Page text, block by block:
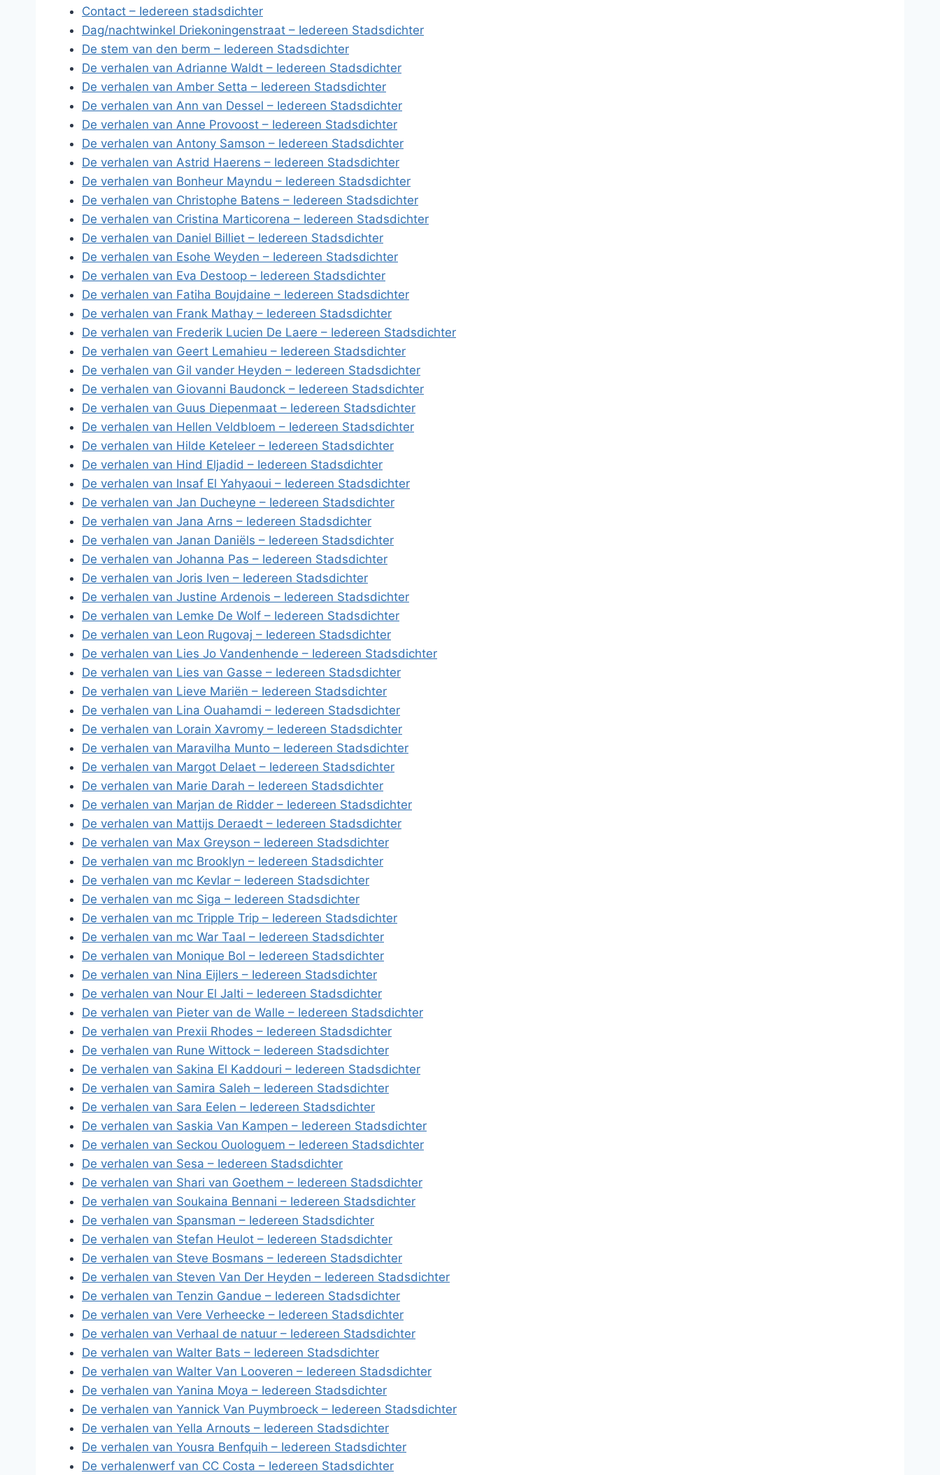
Contact – Iedereen stadsdichter
Dag/nachtwinkel Driekoningenstraat – Iedereen Stadsdichter
De stem van den berm – Iedereen Stadsdichter
De verhalen van Adrianne Waldt – Iedereen Stadsdichter
De verhalen van Amber Setta – Iedereen Stadsdichter
De verhalen van Ann van Dessel – Iedereen Stadsdichter
De verhalen van Anne Provoost – Iedereen Stadsdichter
De verhalen van Antony Samson – Iedereen Stadsdichter
De verhalen van Astrid Haerens – Iedereen Stadsdichter
De verhalen van Bonheur Mayndu – Iedereen Stadsdichter
De verhalen van Christophe Batens – Iedereen Stadsdichter
De verhalen van Cristina Marticorena – Iedereen Stadsdichter
De verhalen van Daniel Billiet – Iedereen Stadsdichter
De verhalen van Esohe Weyden – Iedereen Stadsdichter
De verhalen van Eva Destoop – Iedereen Stadsdichter
De verhalen van Fatiha Boujdaine – Iedereen Stadsdichter
De verhalen van Frank Mathay – Iedereen Stadsdichter
De verhalen van Frederik Lucien De Laere – Iedereen Stadsdichter
De verhalen van Geert Lemahieu – Iedereen Stadsdichter
De verhalen van Gil vander Heyden – Iedereen Stadsdichter
De verhalen van Giovanni Baudonck – Iedereen Stadsdichter
De verhalen van Guus Diepenmaat – Iedereen Stadsdichter
De verhalen van Hellen Veldbloem – Iedereen Stadsdichter
De verhalen van Hilde Keteleer – Iedereen Stadsdichter
De verhalen van Hind Eljadid – Iedereen Stadsdichter
De verhalen van Insaf El Yahyaoui – Iedereen Stadsdichter
De verhalen van Jan Ducheyne – Iedereen Stadsdichter
De verhalen van Jana Arns – Iedereen Stadsdichter
De verhalen van Janan Daniëls – Iedereen Stadsdichter
De verhalen van Johanna Pas – Iedereen Stadsdichter
De verhalen van Joris Iven – Iedereen Stadsdichter
De verhalen van Justine Ardenois – Iedereen Stadsdichter
De verhalen van Lemke De Wolf – Iedereen Stadsdichter
De verhalen van Leon Rugovaj – Iedereen Stadsdichter
De verhalen van Lies Jo Vandenhende – Iedereen Stadsdichter
De verhalen van Lies van Gasse – Iedereen Stadsdichter
De verhalen van Lieve Mariën – Iedereen Stadsdichter
De verhalen van Lina Ouahamdi – Iedereen Stadsdichter
De verhalen van Lorain Xavromy – Iedereen Stadsdichter
De verhalen van Maravilha Munto – Iedereen Stadsdichter
De verhalen van Margot Delaet – Iedereen Stadsdichter
De verhalen van Marie Darah – Iedereen Stadsdichter
De verhalen van Marjan de Ridder – Iedereen Stadsdichter
De verhalen van Mattijs Deraedt – Iedereen Stadsdichter
De verhalen van Max Greyson – Iedereen Stadsdichter
De verhalen van mc Brooklyn – Iedereen Stadsdichter
De verhalen van mc Kevlar – Iedereen Stadsdichter
De verhalen van mc Siga – Iedereen Stadsdichter
De verhalen van mc Tripple Trip – Iedereen Stadsdichter
De verhalen van mc War Taal – Iedereen Stadsdichter
De verhalen van Monique Bol – Iedereen Stadsdichter
De verhalen van Nina Eijlers – Iedereen Stadsdichter
De verhalen van Nour El Jalti – Iedereen Stadsdichter
De verhalen van Pieter van de Walle – Iedereen Stadsdichter
De verhalen van Prexii Rhodes – Iedereen Stadsdichter
De verhalen van Rune Wittock – Iedereen Stadsdichter
De verhalen van Sakina El Kaddouri – Iedereen Stadsdichter
De verhalen van Samira Saleh – Iedereen Stadsdichter
De verhalen van Sara Eelen – Iedereen Stadsdichter
De verhalen van Saskia Van Kampen – Iedereen Stadsdichter
De verhalen van Seckou Ouologuem – Iedereen Stadsdichter
De verhalen van Sesa – Iedereen Stadsdichter
De verhalen van Shari van Goethem – Iedereen Stadsdichter
De verhalen van Soukaina Bennani – Iedereen Stadsdichter
De verhalen van Spansman – Iedereen Stadsdichter
De verhalen van Stefan Heulot – Iedereen Stadsdichter
De verhalen van Steve Bosmans – Iedereen Stadsdichter
De verhalen van Steven Van Der Heyden – Iedereen Stadsdichter
De verhalen van Tenzin Gandue – Iedereen Stadsdichter
De verhalen van Vere Verheecke – Iedereen Stadsdichter
De verhalen van Verhaal de natuur – Iedereen Stadsdichter
De verhalen van Walter Bats – Iedereen Stadsdichter
De verhalen van Walter Van Looveren – Iedereen Stadsdichter
De verhalen van Yanina Moya – Iedereen Stadsdichter
De verhalen van Yannick Van Puymbroeck – Iedereen Stadsdichter
De verhalen van Yella Arnouts – Iedereen Stadsdichter
De verhalen van Yousra Benfquih – Iedereen Stadsdichter
De verhalenwerf van CC Costa – Iedereen Stadsdichter